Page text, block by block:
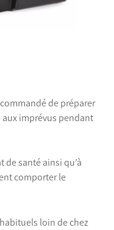
de préparer
aux imprévus pendant
de santé ainsi qu’à
comporter le
loin de chez